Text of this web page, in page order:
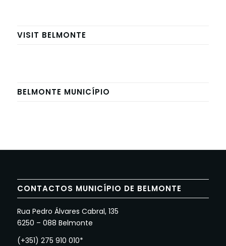
VISIT BELMONTE
BELMONTE MUNICÍPIO
CONTACTOS MUNICÍPIO DE BELMONTE
Rua Pedro Álvares Cabral, 135
6250 – 088 Belmonte
(+351) 275 910 010*